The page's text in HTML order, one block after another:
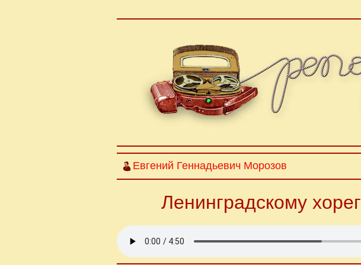
Евгений Геннадьевич Морозов
Ленинградскому